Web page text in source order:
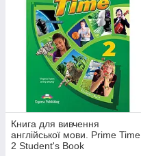
Книга для вивчення
англійської мови. Prime Time
2 Student's Book